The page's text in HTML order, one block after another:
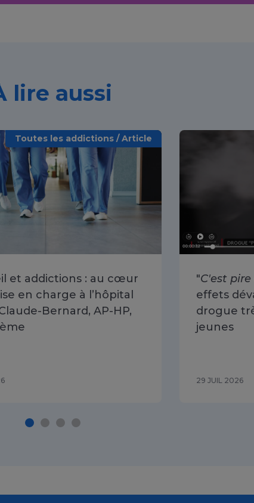
lire aussi
Toutes les addictions / Article
et addictions : au cœur
en charge à l’hôpital
Bernard, AP-HP,
"C'est
effets
drogue
jeunes
29 JUIL 2026